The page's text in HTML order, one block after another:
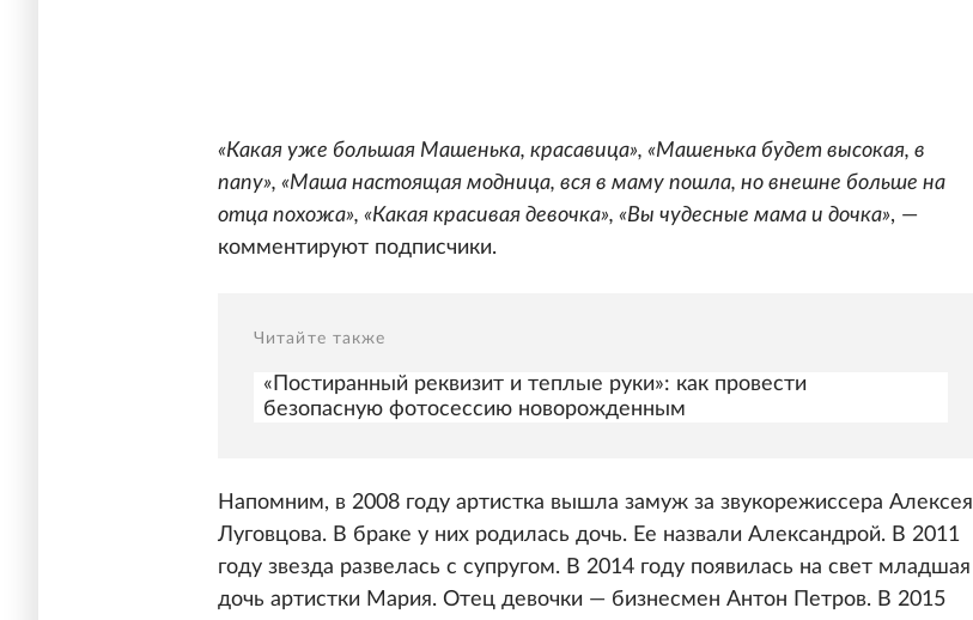
«Какая уже большая Машенька, красавица», «Машенька будет высокая, в
папу», «Маша настоящая модница, вся в маму пошла, но внешне больше на
отца похожа», «Какая красивая девочка», «Вы чудесные мама и дочка», —
комментируют подписчики.
Читайте также
«Постиранный реквизит и теплые руки»: как провести
безопасную фотосессию новорожденным
Напомним, в 2008 году артистка вышла замуж за звукорежиссера Алексея
Луговцова. В браке у них родилась дочь. Ее назвали Александрой. В 2011
году звезда развелась с супругом. В 2014 году появилась на свет младшая
дочь артистки Мария. Отец девочки — бизнесмен Антон Петров. В 2015